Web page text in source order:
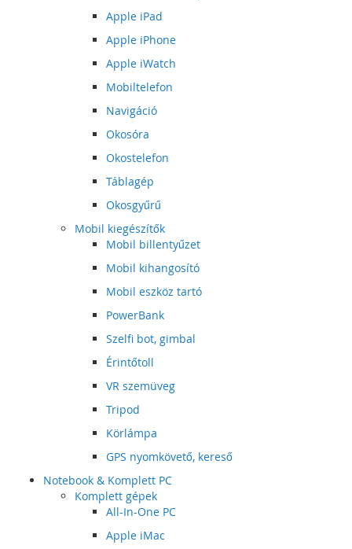
Apple iPad
Apple iPhone
Apple iWatch
Mobiltelefon
Navigáció
Okosóra
Okostelefon
Táblagép
Okosgyűrű
Mobil kiegészítők
Mobil billentyűzet
Mobil kihangosító
Mobil eszköz tartó
PowerBank
Szelfi bot, gimbal
Érintőtoll
VR szemüveg
Tripod
Körlámpa
GPS nyomkövető, kereső
Notebook & Komplett PC
Komplett gépek
All-In-One PC
Apple iMac